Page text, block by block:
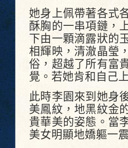
她身上佩帶著各式
酥胸的一串項鏈，
下由一顆滴露狀的
相輝映，清澈晶瑩
俗，超越了所有富
覺。若她肯和自己
此時李園來到她身
美鳳紋，地黑紋金
貴華美的姿態。當
美女明顯地嬌軀一